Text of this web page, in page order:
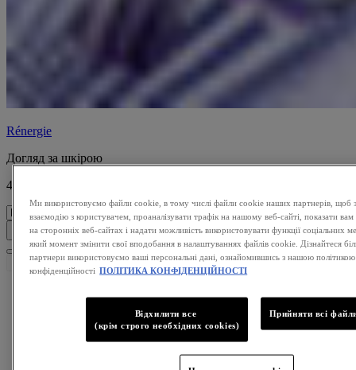
Rénergie
Догляд за шкірою
49 продуктів
Фільтр
Скасувати
Ми використовуємо файли cookie, в тому числі файли cookie наших партнерів, щоб
взаємодію з користувачем, проаналізувати трафік на нашому веб-сайті, показати
на сторонніх веб-сайтах і надати можливість використовувати функції
який момент змінити свої вподобання в налаштуваннях файлів cookie. Дізнайтеся
партнери використовуємо ваші персональні дані, ознайомившись з нашою політикою
конфіденційності ПОЛІТИКА КОНФІДЕНЦІЙНОСТІ
Відхилити все
(крім строго необхідних cookies)
Прийняти всі